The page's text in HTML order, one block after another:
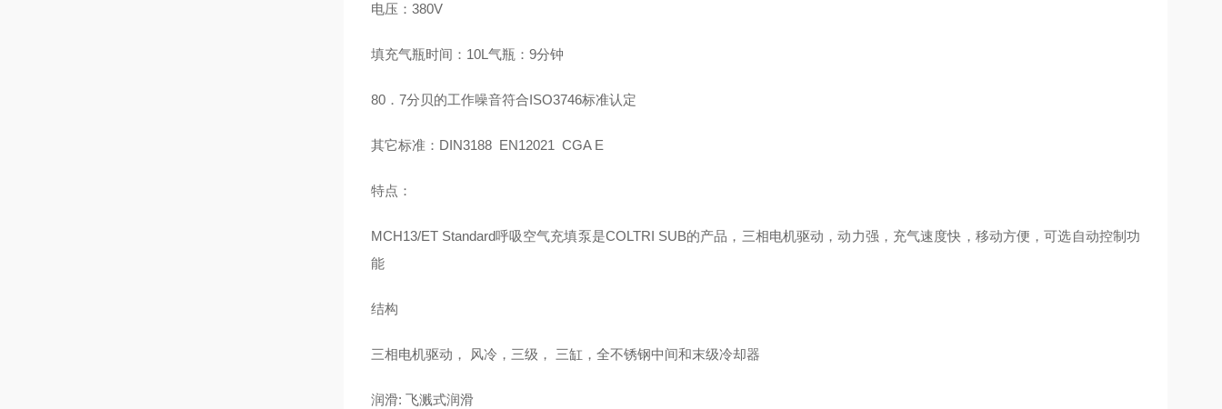
电压：380V
填充气瓶时间：10L气瓶：9分钟
80．7分贝的工作噪音符合ISO3746标准认定
其它标准：DIN3188 EN12021 CGA E
特点：
MCH13/ET Standard呼吸空气充填泵是COLTRI SUB的产品，三相电机驱动，动力强，充气速度快，移动方便，可选自动控制功
能
结构
三相电机驱动， 风冷，三级， 三缸，全不锈钢中间和末级冷却器
润滑: 飞溅式润滑